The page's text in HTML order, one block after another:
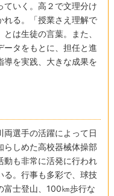
ていく。高２で文理分け
れる。「授業さえ理解で
は生徒の言葉。また、
ータをもとに、担任と進
導を実践、大きな成果を
両選手の活躍によって日
らしめた高校器械体操部
動も非常に活発に行われ
る。行事も多彩で、球技
富士登山、100㎞歩行な